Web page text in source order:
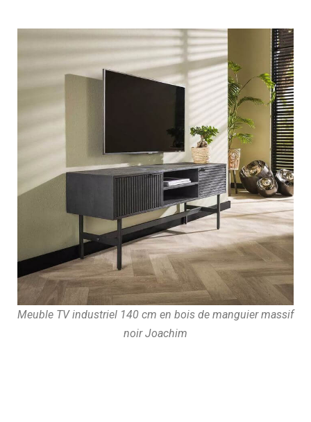
Meuble TV industriel 140 cm en bois de manguier massif
noir Joachim